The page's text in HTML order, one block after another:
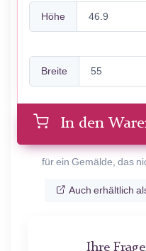
Höhe
Breite
In den
für ein Gemälde, das
Auch erhältlich
Ihre